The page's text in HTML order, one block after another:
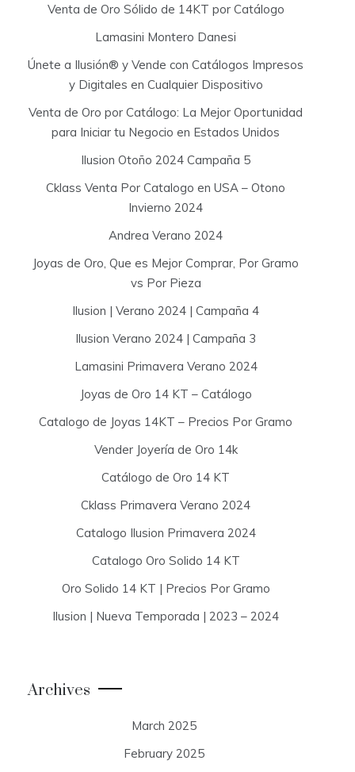
Venta de Oro Sólido de 14KT por Catálogo
Lamasini Montero Danesi
Únete a Ilusión® y Vende con Catálogos Impresos
y Digitales en Cualquier Dispositivo
Venta de Oro por Catálogo: La Mejor Oportunidad
para Iniciar tu Negocio en Estados Unidos
Ilusion Otoño 2024 Campaña 5
Cklass Venta Por Catalogo en USA – Otono
Invierno 2024
Andrea Verano 2024
Joyas de Oro, Que es Mejor Comprar, Por Gramo
vs Por Pieza
Ilusion | Verano 2024 | Campaña 4
Ilusion Verano 2024 | Campaña 3
Lamasini Primavera Verano 2024
Joyas de Oro 14 KT – Catálogo
Catalogo de Joyas 14KT – Precios Por Gramo
Vender Joyería de Oro 14k
Catálogo de Oro 14 KT
Cklass Primavera Verano 2024
Catalogo Ilusion Primavera 2024
Catalogo Oro Solido 14 KT
Oro Solido 14 KT | Precios Por Gramo
Ilusion | Nueva Temporada | 2023 – 2024
Archives
March 2025
February 2025